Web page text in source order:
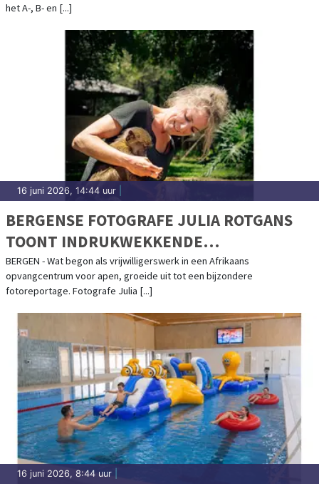
het A-, B- en [...]
16 juni 2026, 14:44 uur
BERGENSE FOTOGRAFE JULIA ROTGANS
TOONT INDRUKWEKKENDE
APENPORTRETTEN UIT AFRIKA IN
BLOOMING GALLERY
BERGEN - Wat begon als vrijwilligerswerk in een Afrikaans
opvangcentrum voor apen, groeide uit tot een bijzondere
fotoreportage. Fotografe Julia [...]
16 juni 2026, 8:44 uur